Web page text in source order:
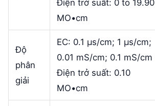
Điện trở suất: 0 to 19.90
MO•cm
Độ
phân
giải
EC: 0.1 µs/cm; 1 µs/cm;
0.01 mS/cm; 0.1 mS/cm
Điện trở suất: 0.10
MO•cm